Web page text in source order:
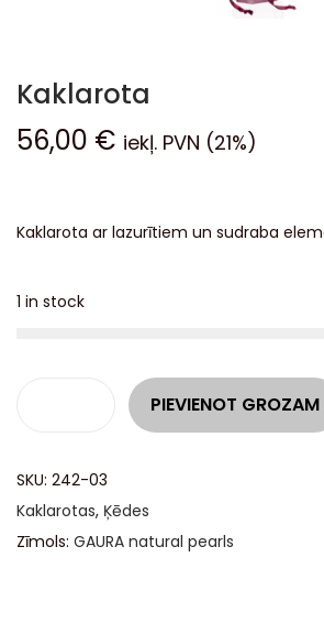
Kaklarota
56,00 € iekļ. PVN (21%)
Kaklarota ar lazurītiem un sudraba
1 in stock
PIEVIENOT GROZAM
SKU: 242-03
Kaklarotas, Ķēdes
Zīmols: GAURA natural pearls